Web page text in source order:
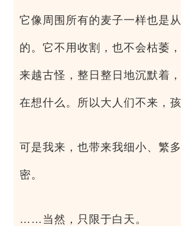
它像周围所有的麦子一样也是
的。它不用收割，也不会枯萎
来越古怪，整日整日地沉默着
在想什么。所以大人们不来，
可是我来，也带来我细小、繁
密。
……当然，只限于白天。